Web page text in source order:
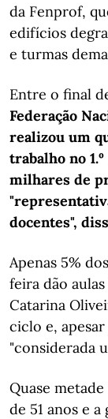
da Fenprof,
edifícios
e turmas
Entre o final
Federação
realizou um
trabalho no
milhares de
docentes",
Apenas 5%
feira dão
Catarina
ciclo e,
"considerada
Quase
de 51 anos e